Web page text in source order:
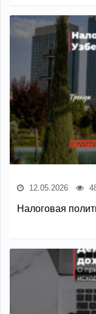
12.05.2026
Налоговая